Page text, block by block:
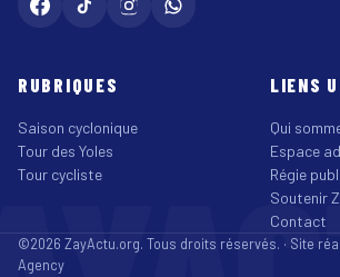
RUBRIQUES
Saison cyclonique
Tour des Yoles
Tour cycliste
LIENS
Qui
Espace
Régie
Soutenir
Contact
©2026 ZayActu.org. Tous droits réservés. · Site
Agency